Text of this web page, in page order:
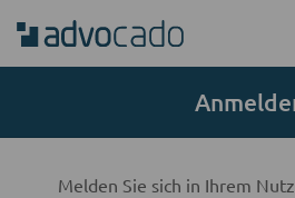
Melden Sie sich in Ihrem